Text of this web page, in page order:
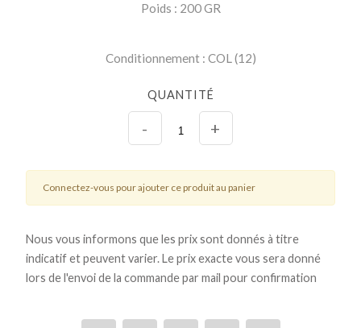
Poids : 200 GR
Conditionnement : COL (12)
QUANTITÉ
- +
Connectez-vous pour ajouter ce produit au panier
Nous vous informons que les prix sont donnés à titre
indicatif et peuvent varier. Le prix exacte vous sera donné
lors de l'envoi de la commande par mail pour confirmation